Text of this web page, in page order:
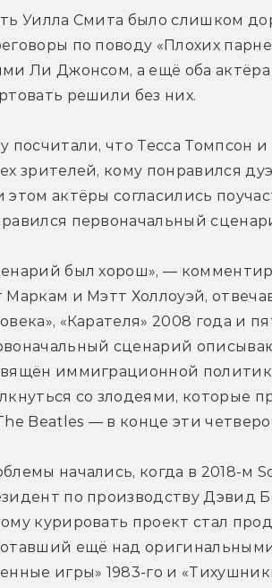
Уилла Смита было слишком
по поводу «Плохих
Ли Джонсом, а ещё оба
решили без них.
посчитали, что Тесса Томпсон
зрителей, кому понравился
этом актёры согласились
первоначальный
был хорош», —
Маркам и Мэтт Холлоуэй,
«Карателя» 2008 года и
сценарий
иммиграционной
со злодеями, которые
Beatles — в конце эти
начались, когда в 2018-м
по производству Дэвид
курировать проект стал
ещё над
игры» 1983-го и